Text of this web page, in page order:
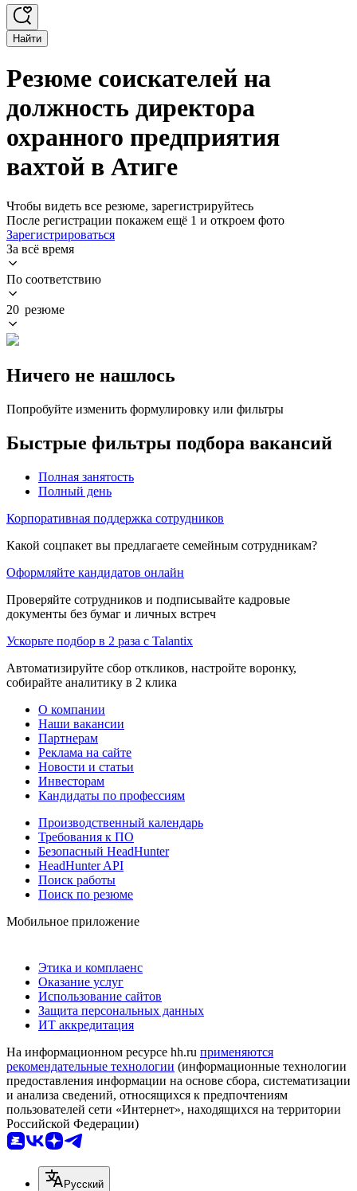
Найти
Резюме соискателей на
должность директора
охранного предприятия
вахтой в Атиге
Чтобы видеть все резюме, зарегистрируйтесь
После регистрации покажем ещё 1 и откроем фото
Зарегистрироваться
За всё время
По соответствию
20 резюме
Ничего не нашлось
Попробуйте изменить формулировку или фильтры
Быстрые фильтры подбора вакансий
Полная занятость
Полный день
Корпоративная поддержка сотрудников
Какой соцпакет вы предлагаете семейным сотрудникам?
Оформляйте кандидатов онлайн
Проверяйте сотрудников и подписывайте кадровые
документы без бумаг и личных встреч
Ускорьте подбор в 2 раза с Talantix
Автоматизируйте сбор откликов, настройте воронку,
собирайте аналитику в 2 клика
О компании
Наши вакансии
Партнерам
Реклама на сайте
Новости и статьи
Инвесторам
Кандидаты по профессиям
Производственный календарь
Требования к ПО
Безопасный HeadHunter
HeadHunter API
Поиск работы
Поиск по резюме
Мобильное приложение
Этика и комплаенс
Оказание услуг
Использование сайтов
Защита персональных данных
ИТ аккредитация
На информационном ресурсе hh.ru применяются
рекомендательные технологии (информационные технологии
предоставления информации на основе сбора, систематизации
и анализа сведений, относящихся к предпочтениям
пользователей сети «Интернет», находящихся на территории
Российской Федерации)
Русский